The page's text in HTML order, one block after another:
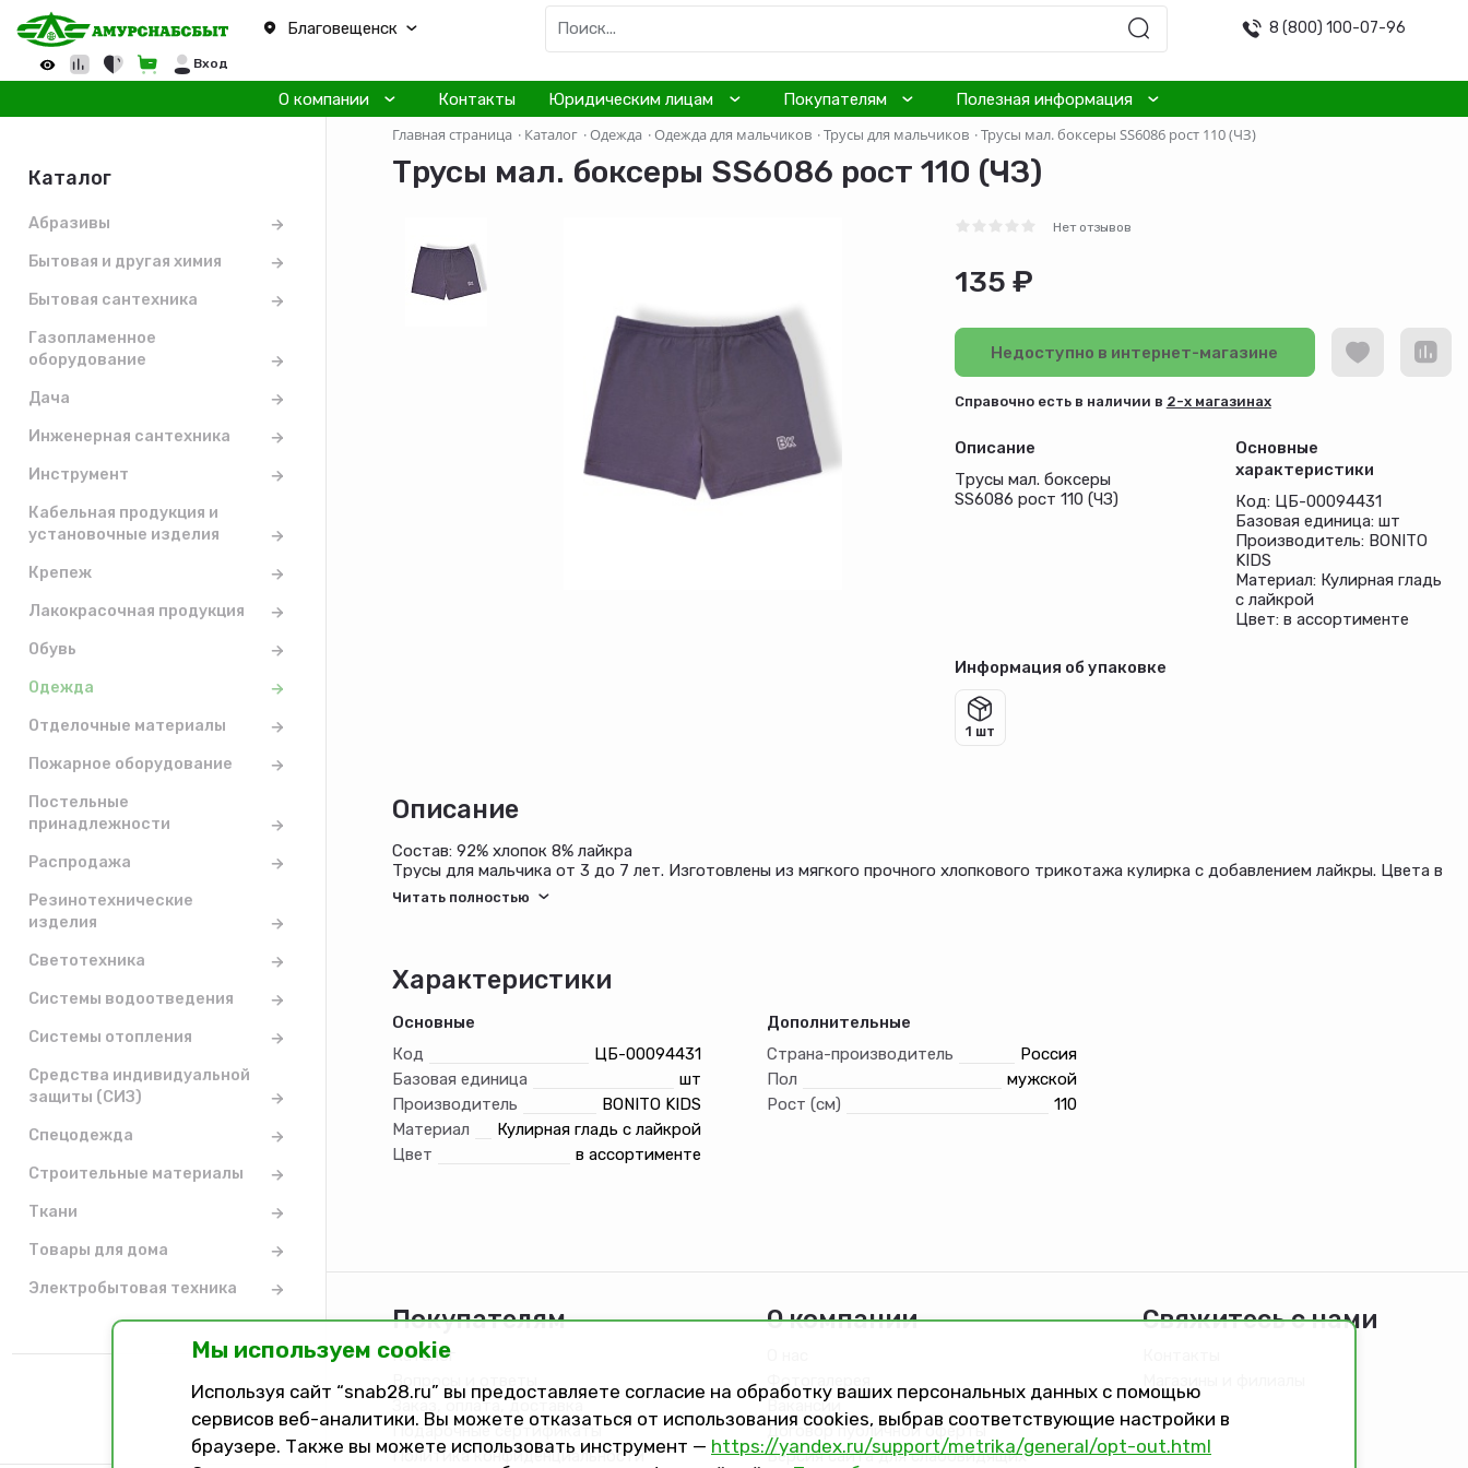
Благовещенск 8 (800) 100-07-96
Вход
О компании Контакты Юридическим лицам Покупателям Полезная информация
Каталог
Абразивы
Бытовая и другая химия
Бытовая сантехника
Газопламенное
оборудование
Дача
Инженерная сантехника
Инструмент
Кабельная продукция и
установочные изделия
Крепеж
Лакокрасочная продукция
Обувь
Одежда
Отделочные материалы
Пожарное оборудование
Постельные
принадлежности
Распродажа
Резинотехнические
изделия
Светотехника
Системы водоотведения
Системы отопления
Средства индивидуальной
защиты (СИЗ)
Спецодежда
Строительные материалы
Ткани
Товары для дома
Электробытовая техника
Главная страница · Каталог ·Одежда ·Одежда для мальчиков ·Трусы для мальчиков ·Трусы мал. боксеры SS6086 рост 110 (ЧЗ)
Трусы мал. боксеры SS6086 рост 110 (ЧЗ)
Нет отзывов
135 ₽
Недоступно в интернет-магазине
Cправочно есть в наличии в 2-х магазинах
Описание
Трусы мал. боксеры
SS6086 рост 110 (ЧЗ)
Основные
характеристики
Код: ЦБ-00094431
Базовая единица: шт
Производитель: BONITO
KIDS
Материал: Кулирная гладь
с лайкрой
Цвет: в ассортименте
Информация об упаковке
1 шт
Описание
Состав: 92% хлопок 8% лайкра
Трусы для мальчика от 3 до 7 лет. Изготовлены из мягкого прочного хлопкового трикотажа кулирка с добавлением лайкры. Цвета в
ассортименте.
Характеристики
Основные
Код
ЦБ-00094431
Базовая единица
шт
Производитель
BONITO KIDS
Материал
Кулирная гладь с лайкрой
Цвет
в ассортименте
Дополнительные
Страна-производитель
Россия
Пол
мужской
Рост (см)
110
Покупателям
Каталог
Вопросы и ответы
Заказ, оплата, доставка
Подарочные сертификаты
Политика конфиденциальности
О компании
Фотогалерея
Вакансии
Договор публичной оферты
Версия сайта для слабовидящих
Свяжитесь с нами
Мы используем cookie
Используя сайт “snab28.ru” вы предоставляете согласие на обработку ваших персональных данных с помощью
сервисов веб-аналитики. Вы можете отказаться от использования cookies, выбрав соответствующие настройки в
браузере. Также вы можете использовать инструмент — https://yandex.ru/support/metrika/general/opt-out.html